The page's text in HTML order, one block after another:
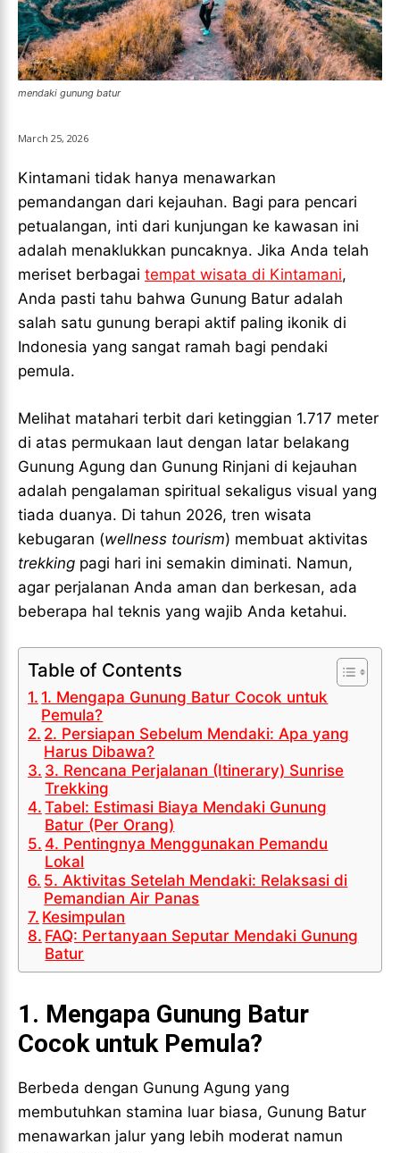
INDONESIAN LEAGUE
CRICKET
ESPORT
TEAMS
ESPORTS WORLD CUP
FREE FIRE
PUBG MOBILE
DOTA 2
VALORANT
TEKNOLOGI
AKOMODASI
ENGLISH
LIFESTYLE
SENI & BUDAYA
HIBURAN
FASHION & KECANTIKAN
KESEHATAN
TRAVEL
INDONESIAN LEAGUE
CRICKET
ESPORT
TEAMS
ESPORTS WORLD CUP
FREE FIRE
PUBG MOBILE
DOTA 2
VALORANT
TEKNOLOGI
AKOMODASI
ENGLISH
LIFESTYLE
SENI & BUDAYA
HIBURAN
FASHION & KECANTIKAN
KESEHATAN
TRAVEL
INDONESIAN LEAGUE
CRICKET
BASKETBALL
ESPORT
TEAMS
ESPORTS WORLD CUP
FREE FIRE
PUBG MOBILE
DOTA 2
MOBILE LEGENDS
TEKNOLOGI
AKOMODASI
ENGLISH
LIFESTYLE
SENI & BUDAYA
KELUARGA & HUBUNGAN
FASHION & KECANTIKAN
KESEHATAN
TRAVEL
INDONESIAN LEAGUE
CRICKET
BASKETBALL
ESPORT
TEAMS
ESPORTS WORLD CUP
FREE FIRE
PUBG MOBILE
DOTA 2
MOBILE LEGENDS
TEKNOLOGI
AKOMODASI
ENGLISH
LIFESTYLE
SENI & BUDAYA
KELUARGA & HUBUNGAN
FASHION & KECANTIKAN
KESEHATAN
TRAVEL
mendaki gunung batur
March 25, 2026
Kintamani tidak hanya menawarkan
pemandangan dari kejauhan. Bagi para pencari
petualangan, inti dari kunjungan ke kawasan ini
adalah menaklukkan puncaknya. Jika Anda telah
meriset berbagai tempat wisata di Kintamani,
Anda pasti tahu bahwa Gunung Batur adalah
salah satu gunung berapi aktif paling ikonik di
Indonesia yang sangat ramah bagi pendaki
pemula.
Melihat matahari terbit dari ketinggian 1.717 meter
di atas permukaan laut dengan latar belakang
Gunung Agung dan Gunung Rinjani di kejauhan
adalah pengalaman spiritual sekaligus visual yang
tiada duanya. Di tahun 2026, tren wisata
kebugaran (wellness tourism) membuat aktivitas
trekking pagi hari ini semakin diminati. Namun,
agar perjalanan Anda aman dan berkesan, ada
beberapa hal teknis yang wajib Anda ketahui.
Table of Contents
1. Mengapa Gunung Batur Cocok untuk
Pemula?
2. Persiapan Sebelum Mendaki: Apa yang
Harus Dibawa?
3. Rencana Perjalanan (Itinerary) Sunrise
Trekking
Tabel: Estimasi Biaya Mendaki Gunung
Batur (Per Orang)
4. Pentingnya Menggunakan Pemandu
Lokal
5. Aktivitas Setelah Mendaki: Relaksasi di
Pemandian Air Panas
Kesimpulan
FAQ: Pertanyaan Seputar Mendaki Gunung
Batur
1. Mengapa Gunung Batur
Cocok untuk Pemula?
Berbeda dengan Gunung Agung yang
membutuhkan stamina luar biasa, Gunung Batur
menawarkan jalur yang lebih moderat namun